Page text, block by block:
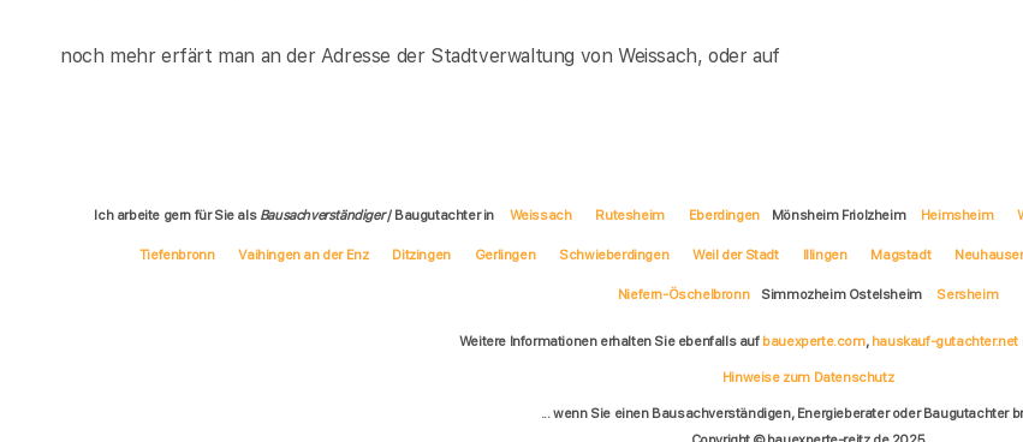
noch mehr erfärt man an der Adresse der Stadtverwaltung von Weissach, oder auf
Ich arbeite gern für Sie als Bausachverständiger/ Baugutachter in Weissach Rutesheim Eberdingen Mönsheim Friolzheim Heimsheim
Tiefenbronn Vaihingen an der Enz Ditzingen Gerlingen Schwieberdingen Weil der Stadt Illingen Magstadt
Niefern-Öschelbronn Simmozheim Ostelsheim Sersheim
Weitere Informationen erhalten Sie ebenfalls auf bauexperte.com, hauskauf-gutachter.net
Hinweise zum Datenschutz
... wenn Sie einen Bausachverständigen, Energieberater oder Baugutachter